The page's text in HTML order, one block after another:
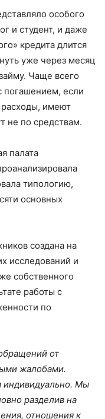
особого
и студент, и даже
кредита длится
уже через месяц
Чаще всего
погашением, если
имеют
не по средствам.
палата
типологию,
основных
создана на
исследований и
собственного
работы с
по
от
жалобами.
индивидуально. Мы
разделив на
отношения к